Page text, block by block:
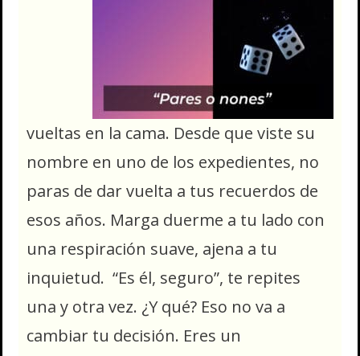
vueltas en la cama. Desde que viste su
nombre en uno de los expedientes, no
paras de dar vuelta a tus recuerdos de
esos años. Marga duerme a tu lado con
una respiración suave, ajena a tu
inquietud. “Es él, seguro”, te repites
una y otra vez. ¿Y qué? Eso no va a
cambiar tu decisión. Eres un